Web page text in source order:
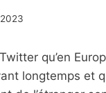
qu’en
longtemps et